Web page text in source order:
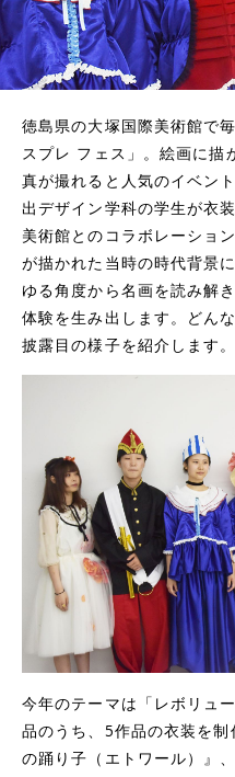
徳島県の大塚国際美術館で
スプレ フェス」。絵画に描
真が撮れると人気のイベン
出デザイン学科の学生が衣
美術館とのコラボレーショ
が描かれた当時の時代背景
ゆる角度から名画を読み解
体験を生み出します。どん
披露目の様子を紹介します。
今年のテーマは「レボリュ
品のうち、5作品の衣装を
の踊り子（エトワール）』